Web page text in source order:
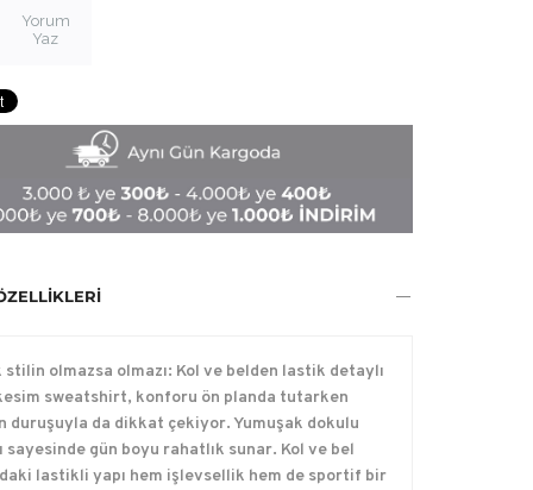
Yorum
Yaz
stilin olmazsa olmazı: Kol ve belden lastik detaylı
sweatshirt, konforu ön planda tutarken
duruşuyla da dikkat çekiyor. Yumuşak dokulu
sayesinde gün boyu rahatlık sunar. Kol ve bel
lastikli yapı hem işlevsellik hem de sportif bir